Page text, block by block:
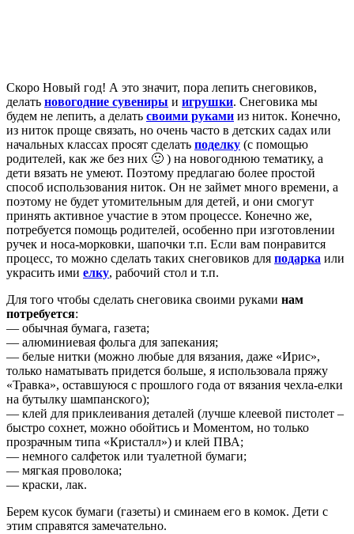
Скоро Новый год! А это значит, пора лепить снеговиков,
делать новогодние сувениры и игрушки. Снеговика мы
будем не лепить, а делать своими руками из ниток. Конечно,
из ниток проще связать, но очень часто в детских садах или
начальных классах просят сделать поделку (с помощью
родителей, как же без них 🙂 ) на новогоднюю тематику, а
дети вязать не умеют. Поэтому предлагаю более простой
способ использования ниток. Он не займет много времени, а
поэтому не будет утомительным для детей, и они смогут
принять активное участие в этом процессе. Конечно же,
потребуется помощь родителей, особенно при изготовлении
ручек и носа-морковки, шапочки т.п. Если вам понравится
процесс, то можно сделать таких снеговиков для подарка или
украсить ими елку, рабочий стол и т.п.
Для того чтобы сделать снеговика своими руками нам
потребуется:
— обычная бумага, газета;
— алюминиевая фольга для запекания;
— белые нитки (можно любые для вязания, даже «Ирис»,
только наматывать придется больше, я использовала пряжу
«Травка», оставшуюся с прошлого года от вязания чехла-елки
на бутылку шампанского);
— клей для приклеивания деталей (лучше клеевой пистолет –
быстро сохнет, можно обойтись и Моментом, но только
прозрачным типа «Кристалл») и клей ПВА;
— немного салфеток или туалетной бумаги;
— мягкая проволока;
— краски, лак.
Берем кусок бумаги (газеты) и сминаем его в комок. Дети с
этим справятся замечательно.